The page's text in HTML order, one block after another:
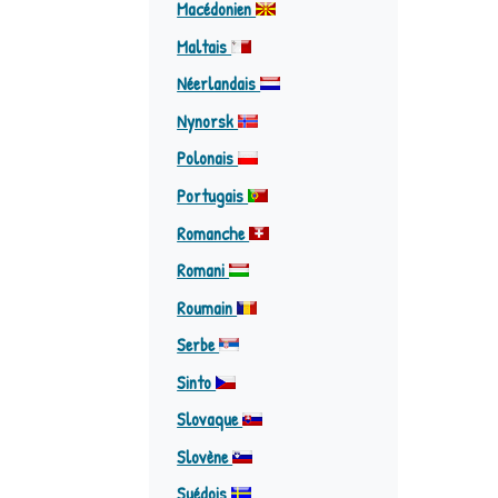
Macédonien
Maltais
Néerlandais
Nynorsk
Polonais
Portugais
Romanche
Romani
Roumain
Serbe
Sinto
Slovaque
Slovène